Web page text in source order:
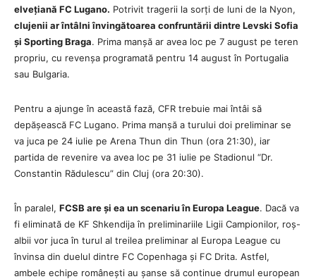
elvețiană FC Lugano. Potrivit tragerii la sorți de luni de la Nyon,
clujenii ar întâlni învingătoarea confruntării dintre Levski Sofia
și Sporting Braga. Prima manșă ar avea loc pe 7 august pe teren
propriu, cu revenșa programată pentru 14 august în Portugalia
sau Bulgaria.
Pentru a ajunge în această fază, CFR trebuie mai întâi să
depășească FC Lugano. Prima manșă a turului doi preliminar se
va juca pe 24 iulie pe Arena Thun din Thun (ora 21:30), iar
partida de revenire va avea loc pe 31 iulie pe Stadionul “Dr.
Constantin Rădulescu” din Cluj (ora 20:30).
În paralel, FCSB are și ea un scenariu în Europa League. Dacă va
fi eliminată de KF Shkendija în preliminariile Ligii Campionilor, roș-
albii vor juca în turul al treilea preliminar al Europa League cu
învinsa din duelul dintre FC Copenhaga și FC Drita. Astfel,
ambele echipe românești au șanse să continue drumul european